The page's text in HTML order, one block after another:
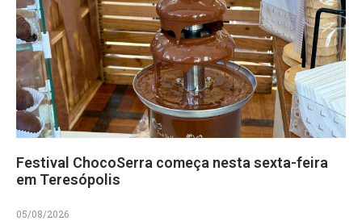
Festival ChocoSerra começa nesta sexta-feira
em Teresópolis
05/08/2026